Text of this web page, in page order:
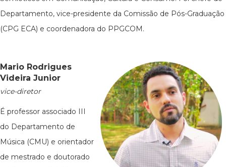
Departamento, vice-presidente da Comissão de Pós-Graduação
(CPG ECA) e coordenadora do PPGCOM.
Mario Rodrigues
Videira Junior
vice-diretor
É professor associado III
do Departamento de
Música (CMU) e orientador
de mestrado e doutorado